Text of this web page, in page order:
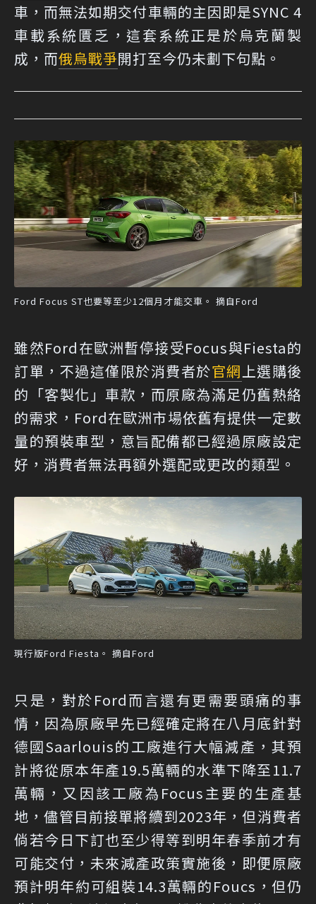
車，而無法如期交付車輛的主因即是SYNC 4
車載系統匱乏，這套系統正是於烏克蘭製
成，而俄烏戰爭開打至今仍未劃下句點。
Ford Focus ST也要等至少12個月才能交車。 摘自Ford
雖然Ford在歐洲暫停接受Focus與Fiesta的
訂單，不過這僅限於消費者於官網 上選購後
的「客製化」車款，而原廠為滿足仍舊熱絡
的需求，Ford在歐洲市場依舊有提供一定數
量的預裝車型，意旨配備都已經過原廠設定
好，消費者無法再額外選配或更改的類型。
現行版Ford Fiesta。 摘自Ford
只是，對於Ford而言還有更需要頭痛的事
情，因為原廠早先已經確定將在八月底針對
德國Saarlouis的工廠進行大幅減產，其預
計將從原本年產19.5萬輛的水準下降至11.7
萬輛，又因該工廠為Focus主要的生產基
地，儘管目前接單將續到2023年，但消費者
倘若今日下訂也至少得等到明年春季前才有
可能交付，未來減產政策實施後，即便原廠
預計明年約可組裝14.3萬輛的Foucs，但仍